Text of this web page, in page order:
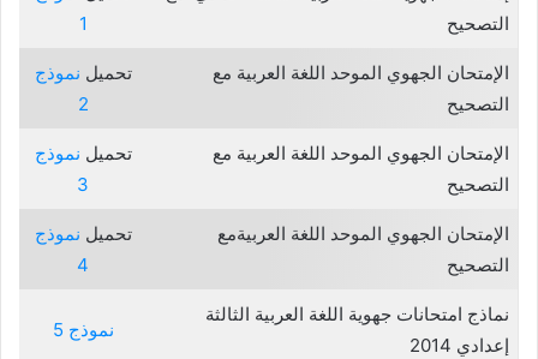
التصحيح
1
الإمتحان الجهوي الموحد اللغة العربية مع
التصحيح
تحميل نموذج
2
الإمتحان الجهوي الموحد اللغة العربية مع
التصحيح
تحميل نموذج
3
الإمتحان الجهوي الموحد اللغة العربيةمع
التصحيح
تحميل نموذج
4
نماذج امتحانات جهوية اللغة العربية الثالثة
إعدادي 2014
نموذج 5